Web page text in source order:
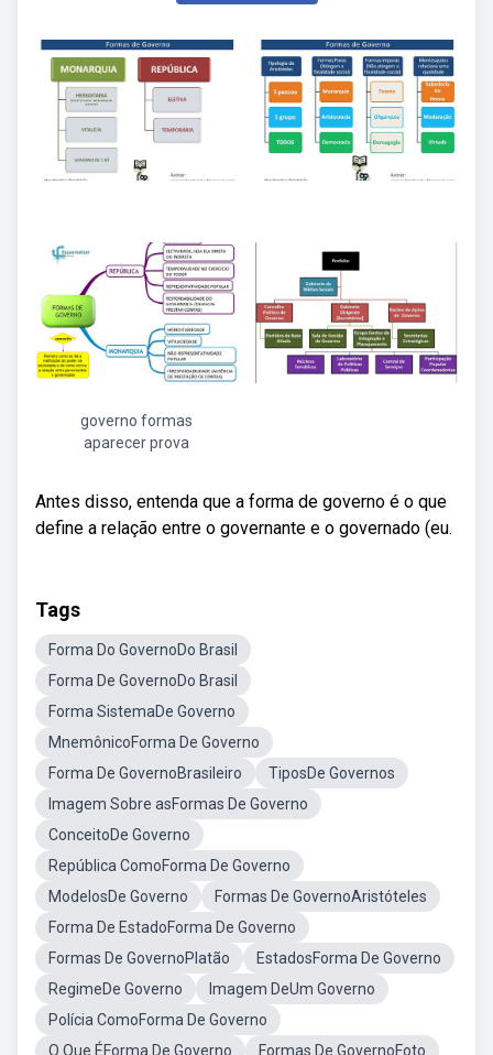
governo formas
aparecer prova
Antes disso, entenda que a forma de governo é o que
define a relação entre o governante e o governado (eu.
Tags
Forma Do GovernoDo Brasil
Forma De GovernoDo Brasil
Forma SistemaDe Governo
MnemônicoForma De Governo
Forma De GovernoBrasileiro
TiposDe Governos
Imagem Sobre asFormas De Governo
ConceitoDe Governo
República ComoForma De Governo
ModelosDe Governo
Formas De GovernoAristóteles
Forma De EstadoForma De Governo
Formas De GovernoPlatão
EstadosForma De Governo
RegimeDe Governo
Imagem DeUm Governo
Polícia ComoForma De Governo
O Que ÉForma De Governo
Formas De GovernoFoto